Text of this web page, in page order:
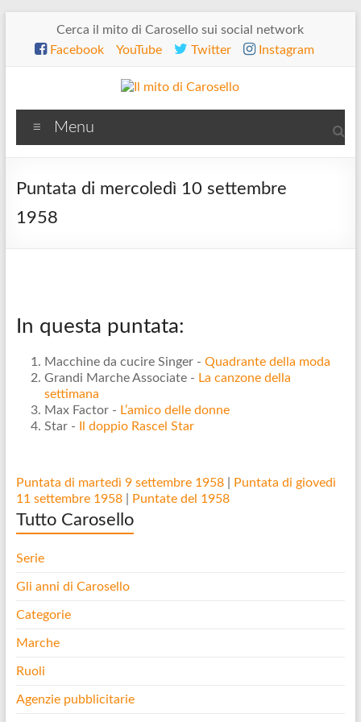
contenuto
Cerca il mito di Carosello sui social network
Facebook
YouTube Twitter Instagram
Il
mito
di
Carosello
Menu
Puntata di mercoledì 10 settembre
1958
In questa puntata:
Macchine da cucire Singer - Quadrante della moda
Grandi Marche Associate - La canzone della
settimana
Max Factor - L’amico delle donne
Star -
Il doppio Rascel Star
Puntata di martedì 9 settembre 1958|
Puntata di giovedì
11 settembre 1958| Puntate del 1958
Tutto Carosello
Serie
Gli anni di Carosello
Categorie
Marche
Ruoli
Agenzie pubblicitarie